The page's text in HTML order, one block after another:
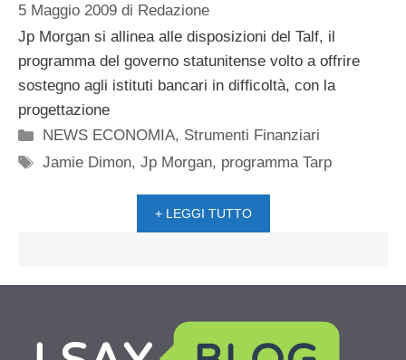
5 Maggio 2009 di Redazione
Jp Morgan si allinea alle disposizioni del Talf, il
programma del governo statunitense volto a offrire
sostegno agli istituti bancari in difficoltà, con la
progettazione
Categorie
NEWS ECONOMIA, Strumenti Finanziari
Tag
Jamie Dimon,Jp Morgan, programma Tarp
+ LEGGI TUTTO